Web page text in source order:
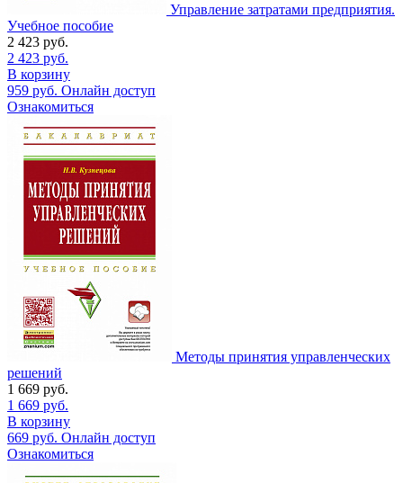
Управление затратами предприятия.
Учебное пособие
2 423 руб.
2 423 руб.
В корзину
959 руб. Онлайн доступ
Ознакомиться
Методы принятия управленческих
решений
1 669 руб.
1 669 руб.
В корзину
669 руб. Онлайн доступ
Ознакомиться